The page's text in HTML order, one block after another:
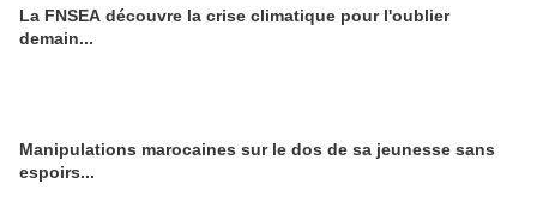
La FNSEA découvre la crise climatique pour l'oublier
demain...
Manipulations marocaines sur le dos de sa jeunesse sans
espoirs...